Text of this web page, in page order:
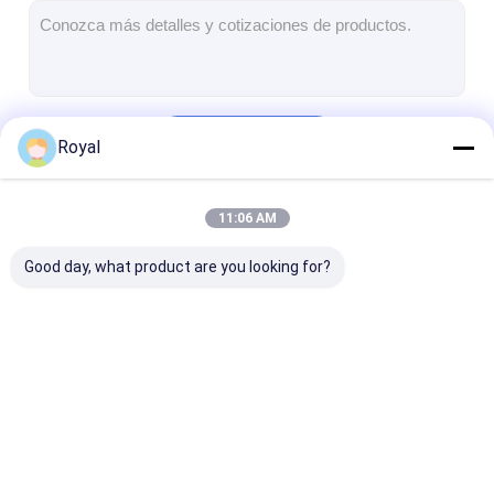
Persianas de la pista de la cremallera
Nuestras Categorías
Royal
11:06 AM
Good day, what product are you looking for?